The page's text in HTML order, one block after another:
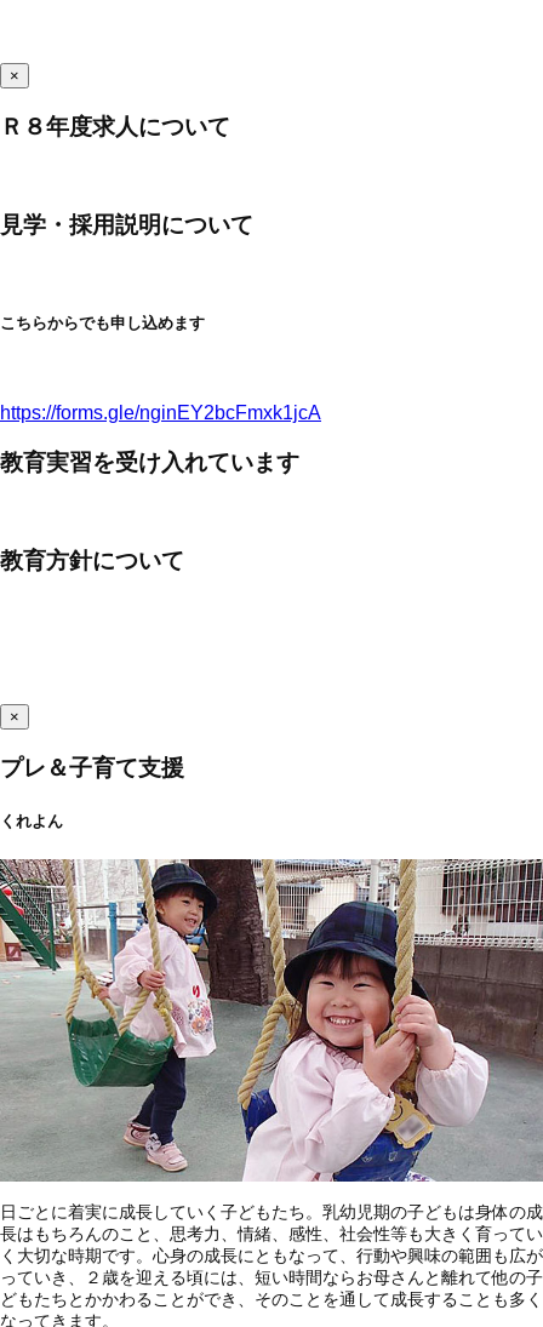
×
Ｒ８年度求人について
見学・採用説明について
こちらからでも申し込めます
https://forms.gle/nginEY2bcFmxk1jcA
教育実習を受け入れています
教育方針について
×
プレ＆子育て支援
くれよん
日ごとに着実に成長していく子どもたち。乳幼児期の子どもは身体の成
長はもちろんのこと、思考力、情緒、感性、社会性等も大きく育ってい
く大切な時期です。心身の成長にともなって、行動や興味の範囲も広が
っていき、２歳を迎える頃には、短い時間ならお母さんと離れて他の子
どもたちとかかわることができ、そのことを通して成長することも多く
なってきます。